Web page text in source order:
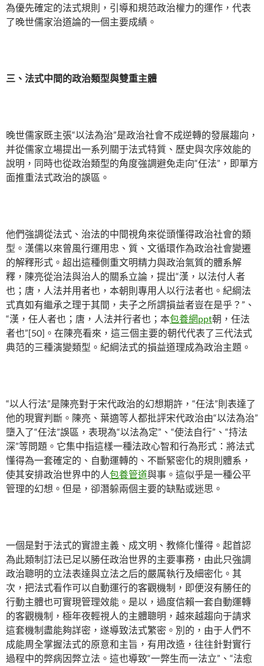
為優先確定的法式規則，引導和規范政治權力的運作，代表
了晚世儒家治道論的一個主要成績。
三、法式中間的政治類型與雙重主體
晚世儒家既主張“以法為治”是政治社會不成逆轉的發展趨向，
并從儒家立場提出一系列關于法式特質、歷史與次序效能的
說明，同時也從政治類型的角度強調避免走向“任法”，即單方
面推重法式政治的誤區。
他們強調從法式、治法的中間視角來從頭懂得政治社會的類
型。漢儒以來曾風行運用忠、質、文循環作為政治社會變遷
的解釋形式。超出這種側重文明精力與政治氣質的體系解
釋，陳亮從治法與治人的關系立論，提出“漢，以法付人者
也；唐，人法并用者也，本朝則專用人以行法者也。紀綱法
式真如有繼承之理于其間，夫子之所謂損益者豈在是乎？”、
“漢，任人者也；唐，人法并行者也；本包養網ppt朝，任法
者也”[50]。在陳亮看來，這三個主要的朝代代表了三代法式
典范的三種演變類型。紀綱法式的損益道理成為政治主題。
“以人行法”是陳亮對于宋代政治的幻想期許，“任法”則表達了
他的現實判斷。陳亮、葉適等人都批評宋代政治由“以法為治”
墮入了“任法”誤區，表現為“以法為定”、“使法自行”、“持法
深”等問題。它集中指這樣一種法政心智和行為形式：將法式
懂得為一套確定的、自動運轉的、不斷緊密化的規則體系，
使其安排政治世界中的人包養管道與事。這似乎是一種公平
管理的幻想。但是，卻潛躲兩個主要的缺點或迷思。
一個是對于法式的實證主義、成文明、教條化懂得。起首認
為此類制訂法已足以勝任政治世界的主要事務，由此只強調
政治聰明的立法表達與立法之后的嚴厲執行及細密化。其
次，把法式看作可以自動運行的客觀機制，即便沒有勝任的
行動主體也可實現管理效能。是以，過度信賴一套自動運轉
的客觀機制，極年夜輕視人的主體聰明，越來越趨向于請求
這套機制盡能夠詳密，遂導致法式繁密。別的，由于人們不
成能周全掌握法式的原意和主旨，有用改造，往往針對實行
過程中的弊病因弊立法。這也導致“一弊生而一法立”、“法愈